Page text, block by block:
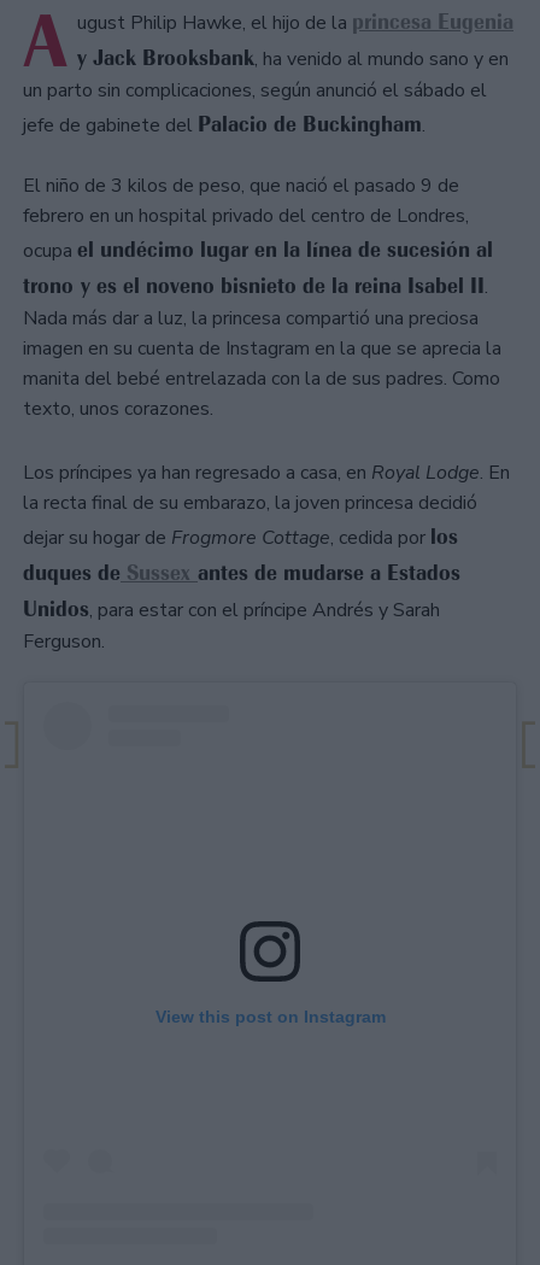
A ugust Philip Hawke, el hijo de la princesa Eugenia
y Jack Brooksbank, ha venido al mundo sano y en
un parto sin complicaciones, según anunció el sábado el
jefe de gabinete del Palacio de Buckingham.
El niño de 3 kilos de peso, que nació el pasado 9 de
febrero en un hospital privado del centro de Londres,
ocupa el undécimo lugar en la línea de sucesión al
trono y es el noveno bisnieto de la reina Isabel II.
Nada más dar a luz, la princesa compartió una preciosa
imagen en su cuenta de Instagram en la que se aprecia la
manita del bebé entrelazada con la de sus padres. Como
texto, unos corazones.
Los príncipes ya han regresado a casa, en Royal Lodge. En
la recta final de su embarazo, la joven princesa decidió
dejar su hogar de Frogmore Cottage, cedida por los
duques de Sussex antes de mudarse a Estados
Unidos, para estar con el príncipe Andrés y Sarah
Ferguson.
View this post on Instagram